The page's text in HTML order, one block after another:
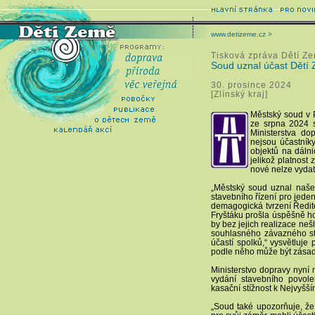
www.detizeme.cz >
Tisková zpráva Dětí
Soud uznal účast Dětí
30. prosince 2024
[Zlínský kraj]
Městský soud v
ze srpna 2024
Ministerstva
nejsou
objektů na
jelikož platnost
nové nelze
„Městský soud uznal
stavebního řízení pro
demagogická tvrzení
Fryštáku prošla úspěšně
by bez jejich realizace
souhlasného závazného
účastí spolků,“ vysvětluje
podle něho může být
Ministerstvo dopravy nyní
vydání stavebního
kasační stížnost k
„Soud také upozorňuje,